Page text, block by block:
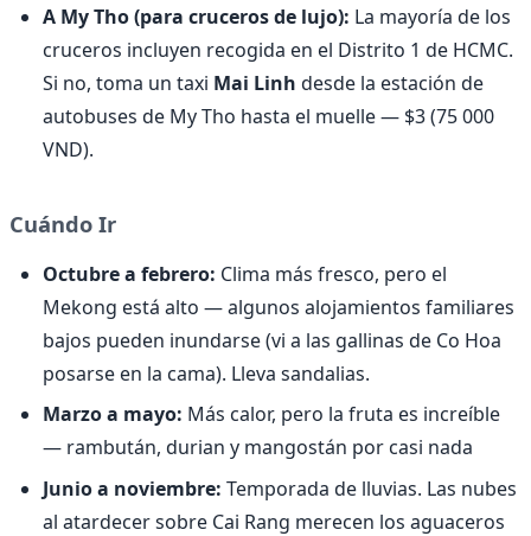
A My Tho (para cruceros de lujo): La mayoría de los
cruceros incluyen recogida en el Distrito 1 de HCMC.
Si no, toma un taxi Mai Linh desde la estación de
autobuses de My Tho hasta el muelle — $3 (75 000
VND).
Cuándo Ir
Octubre a febrero: Clima más fresco, pero el
Mekong está alto — algunos alojamientos familiares
bajos pueden inundarse (vi a las gallinas de Co Hoa
posarse en la cama). Lleva sandalias.
Marzo a mayo: Más calor, pero la fruta es increíble
— rambután, durian y mangostán por casi nada
Junio a noviembre: Temporada de lluvias. Las nubes
al atardecer sobre Cai Rang merecen los aguaceros